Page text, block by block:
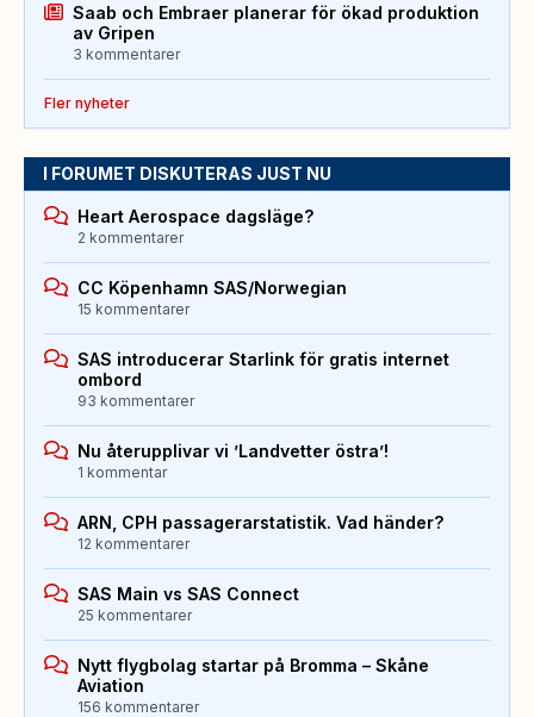
Saab och Embraer planerar för ökad produktion
av Gripen
3 kommentarer
Fler nyheter
I FORUMET DISKUTERAS JUST NU
Heart Aerospace dagsläge?
2 kommentarer
CC Köpenhamn SAS/Norwegian
15 kommentarer
SAS introducerar Starlink för gratis internet
ombord
93 kommentarer
Nu återupplivar vi ’Landvetter östra’!
1 kommentar
ARN, CPH passagerarstatistik. Vad händer?
12 kommentarer
SAS Main vs SAS Connect
25 kommentarer
Nytt flygbolag startar på Bromma – Skåne
Aviation
156 kommentarer